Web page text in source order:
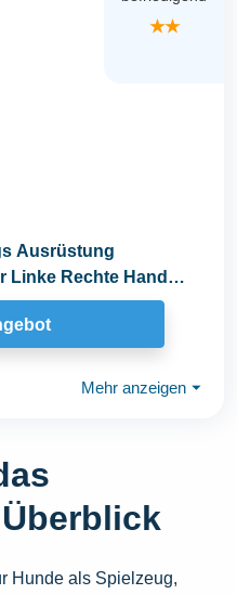
★★
Ausrüstung
Linke Rechte Hand
Mehr anzeigen ⏷
Hunde als Spielzeug,